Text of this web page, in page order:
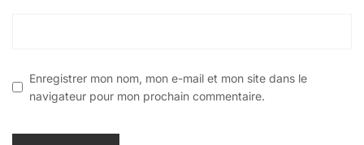
Enregistrer mon nom, mon e-mail et mon site dans le
navigateur pour mon prochain commentaire.